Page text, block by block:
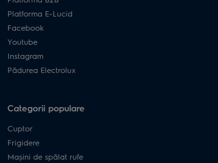
Platforma E-Lucid
Facebook
Youtube
Instagram
Pădurea Electrolux
Categorii populare
Cuptor
Frigidere
Mașini de spălat rufe